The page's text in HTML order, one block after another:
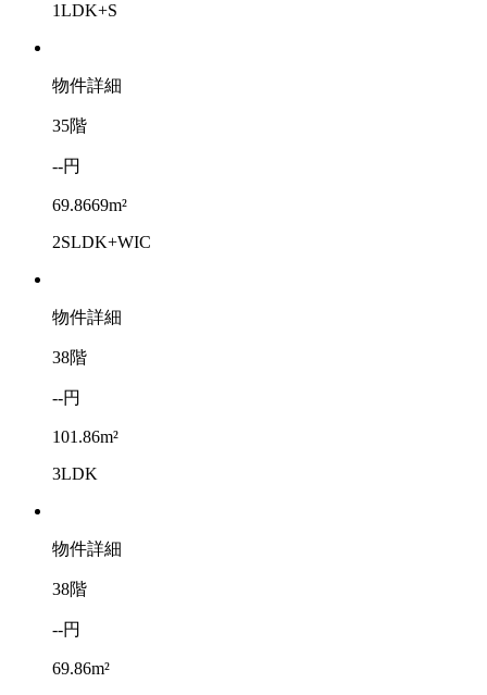
1LDK+S
物件詳細
35階
--円
69.8669m²
2SLDK+WIC
物件詳細
38階
--円
101.86m²
3LDK
物件詳細
38階
--円
69.86m²